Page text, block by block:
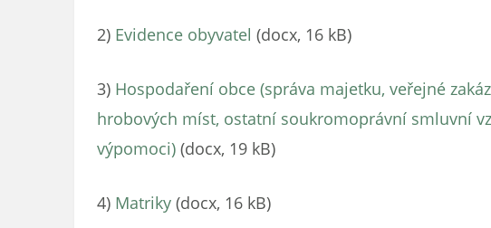
2) Evidence obyvatel (docx, 16 kB)
3) Hospodaření obce (správa majetku, veřejné
hrobových míst, ostatní soukromoprávní smluvní
výpomoci) (docx, 19 kB)
4) Matriky (docx, 16 kB)